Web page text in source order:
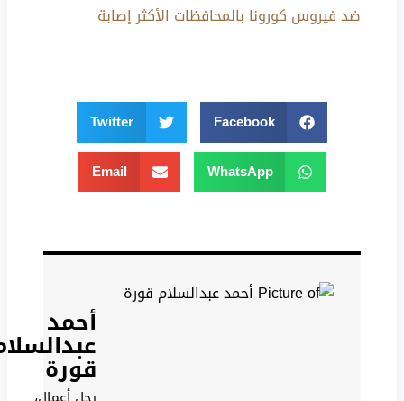
ضد فيروس كورونا بالمحافظات الأكثر إصابة
Facebook
Twitter
WhatsApp
Email
أحمد
عبدالسلام
قورة